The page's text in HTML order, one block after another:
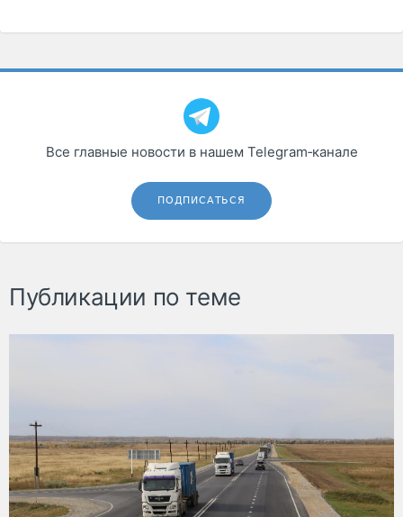
Все главные новости в нашем Telegram‑канале
ПОДПИСАТЬСЯ
Публикации по теме